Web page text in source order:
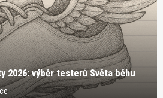
2026: výběr testerů Světa běhu